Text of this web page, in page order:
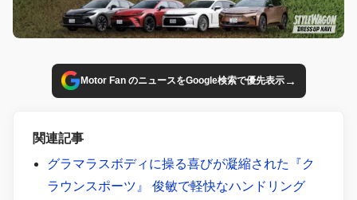
Motor Fan のニュースをGoogle検索で優先表示→
関連記事
グラマラスボディに操る喜びが凝縮された『ク
ラウンスポーツ』 俊敏で軽快なハンドリング